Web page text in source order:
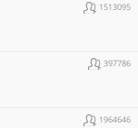
1513095
397786
1964646